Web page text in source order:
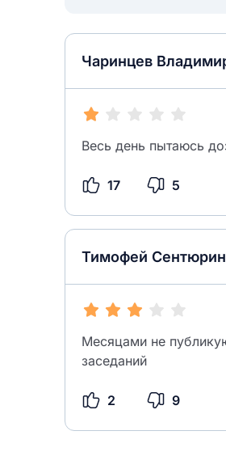
Чаринцев
Весь день пытаюсь
17 5
Тимофей Сентюрин
Месяцами не
заседаний
2 9